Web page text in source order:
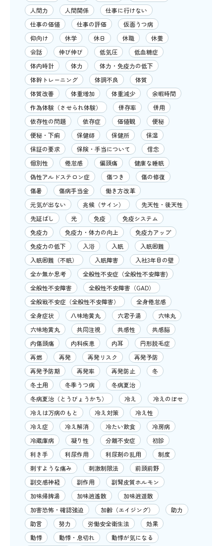
人間力
人間関係
仕事に行けない
仕事の価値
仕事の評価
仮面うつ病
仰向け
休学 休日 休職
休養
会話
伸び伸び 低気圧
低血糖症
体内時計
体力
体力・免疫力の低下
体幹トレーニング
体調不良
体質
体質改善
体重増加 体重減少
余暇時間
作為体験（させられ体験）
併存率
併用
依存性の問題
依存症 価値観
便秘
便秘・下痢
保健師 保健所
保湿
保証の要求
保険・手当について
信念
個別性
倦怠感 偏頭痛
健康な睡眠
偽性アルドステロン症
傷つき
傷の修復
傷暑
傷病手当金
働き方改革
元気が出ない
兆候（サイン）
先天性・後天性
先延ばし
光 免疫
免疫システム
免疫力
免疫力・体力の向上
免疫力アップ
免疫力の低下
入浴 入眠
入眠困難
入眠困難（不眠）
入眠障害
入社3年目の壁
全か無か思考
全般性不安症（全般性不安障害)
全般性不安障害
全般性不安障害（GAD）
全般戦不安症（全般性不安障害）
全身倦怠感
全身症状
八味地黄丸 六君子湯
六味丸
六味地黄丸
共同注視 共感性
共感脳
内傷頭痛
内科疾患 内耳
円形脱毛症
再燃
再発 再発リスク
再発予防
再発予防期
再発率 再発防止
冬
冬土用
冬季うつ病
冬病夏治
冬病夏治（とうびょうかち）
冷え
冷えのぼせ
冷えは万病のもと
冷え対策
冷え性
冷え症
冷え解消 冷たい飲食
冷房病
冷蔵庫病
凝り性 分離不安症
初診
利き手
利尿作用 利尿剤の乱用
制度
刺すような痛み
刺激制限法
前頭前野
副交感神経
副作用
副腎皮質ホルモン
加味帰脾湯
加味逍遙散
加味逍遥散
加害恐怖・確認強迫
加齢（エイジング）
助力
助言
努力 労働安全衛生法
効果
動悸
動悸・息切れ
動悸が気になる